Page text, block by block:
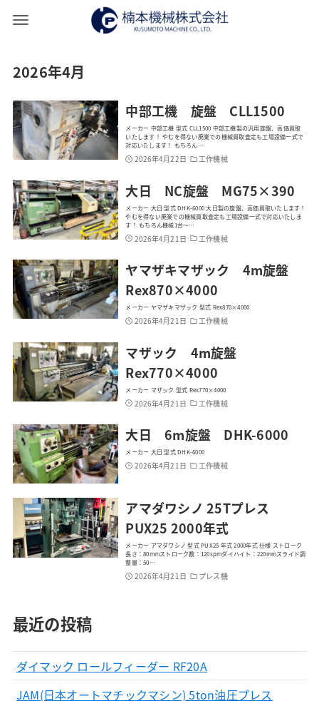
2026年4月
中部工機 旋盤 CLL1500
メーカー 中部工機 型式 CLL1500 中部工機製の汎用旋盤、高価買取
いたします！ やむを得ない廃業での機械買取査定も工場設備一式で
対応いたします！ もちろん…
2026年4月22日 工作機械
大日 NC旋盤 MG75×390
メーカー 大日 型式 DHK-6000 大日製の旋盤、高価買取いたします！
やむを得ない廃業での機械買取査定も工場設備一式で対応いたしま
す！ もちろん機械1台～…
2026年4月21日 工作機械
ヤマザキマザック 4m旋盤
Rex870×4000
メーカー ヤマザキマザック 型式 Rex870×4000
2026年4月21日 工作機械
マザック 4m旋盤
Rex770×4000
メーカー マザック 型式 Rex770×4000
2026年4月21日 工作機械
大日 6m旋盤 DHK-6000
メーカー 大日 型式 DHK-6000
2026年4月21日 工作機械
アマダワシノ 25Tプレス
PUX25 2000年式
メーカー アマダワシノ 型式 PUX25 年式 2000年式 仕様 ストローク
長さ：80mmストローク数：120spmダイハイト：220mmスライド調
整量：50…
2026年4月21日 プレス機
最近の投稿
ダイマック ロールフィーダー RF20A
JAM(日本オートマチックマシン) 5ton油圧プレス